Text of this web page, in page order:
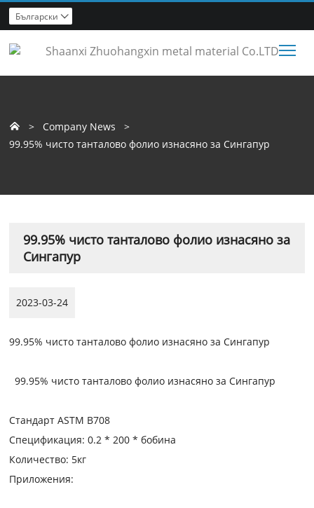
Български 
 > Company News
>
99.95% чисто танталово фолио изнасяно за Сингапур
99.95% чисто танталово фолио изнасяно за
Сингапур
2023-03-24
99.95% чисто танталово фолио изнасяно за Сингапур
99.95% чисто танталово фолио изнасяно за Сингапур
Стандарт ASTM B708
Спецификация: 0.2 * 200 * бобина
Количество: 5кг
Приложения: